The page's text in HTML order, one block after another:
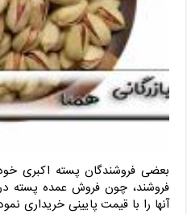
بعضی فروشندگان پسته اکبری
فروشند، چون فروش عمده پسته
آنها را با قیمت پایینی خریداری